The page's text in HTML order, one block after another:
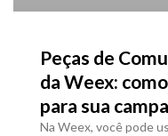
Peças de
da Weex:
para sua
Na Weex, você pode